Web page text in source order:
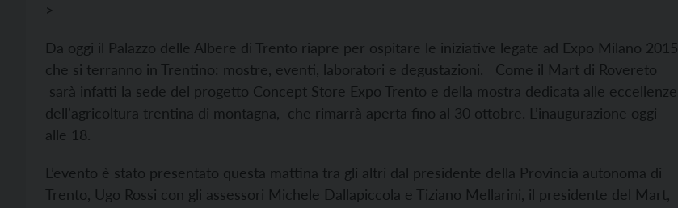
>
Da oggi il Palazzo delle Albere di Trento riapre per ospitare le iniziative legate ad Expo Milano 2015
che si terranno in Trentino: mostre, eventi, laboratori e degustazioni. Come il Mart di Rovereto
sarà infatti la sede del progetto Concept Store Expo Trento e della mostra dedicata alle eccellenze
dell’agricoltura trentina di montagna, che rimarrà aperta fino al 30 ottobre. L’inaugurazione oggi
alle 18.
L’evento è stato presentato questa mattina tra gli altri dal presidente della Provincia autonoma di
Trento, Ugo Rossi con gli assessori Michele Dallapiccola e Tiziano Mellarini, il presidente del Mart,